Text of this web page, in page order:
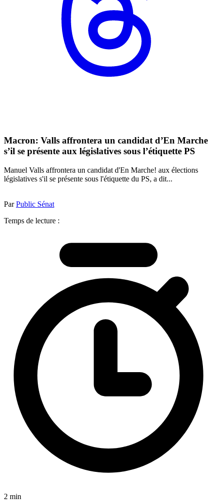
Macron: Valls affrontera un candidat d’En Marche
s’il se présente aux législatives sous l’étiquette PS
Manuel Valls affrontera un candidat d'En Marche! aux élections
législatives s'il se présente sous l'étiquette du PS, a dit...
ParPublic Sénat
Temps de lecture :
2 min